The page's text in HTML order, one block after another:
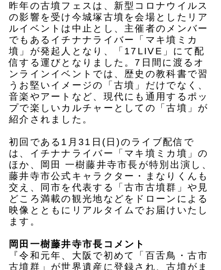
昨年の古墳フェスは、新型コロナウイルス
の影響を受け今城塚古墳を会場としたリア
ルイベントは中止とし、主催者のメンバー
でもあるイチナナライバー「マキ墳ミカ
墳」が発起人となり、「17LIVE」にて配
信する運びとなりました。7日間に渡るオ
ンラインイベントでは、歴史の教科書で習
うお堅いイメージの「古墳」だけでなく、
音楽やアートなど、現代にも通用するポッ
プで楽しいカルチャーとしての「古墳」が
紹介されました。
初回である1月31日(日)のライブ配信で
は、イチナナライバー「マキ墳ミカ墳」の
ほか、岡田 一樹藤井寺市長が特別出演し、
藤井寺市公式キャラクター・まなりくんも
交え、同市を代表する「古市古墳群」や見
どころ満載の観光地などをドローンによる
映像とともにリアルタイムでお届けいたし
ます。
岡田⼀樹藤井寺市長コメント
『令和元年、大阪で初めて「百舌鳥・古市
古墳群」が世界遺産に登録され、古墳がま